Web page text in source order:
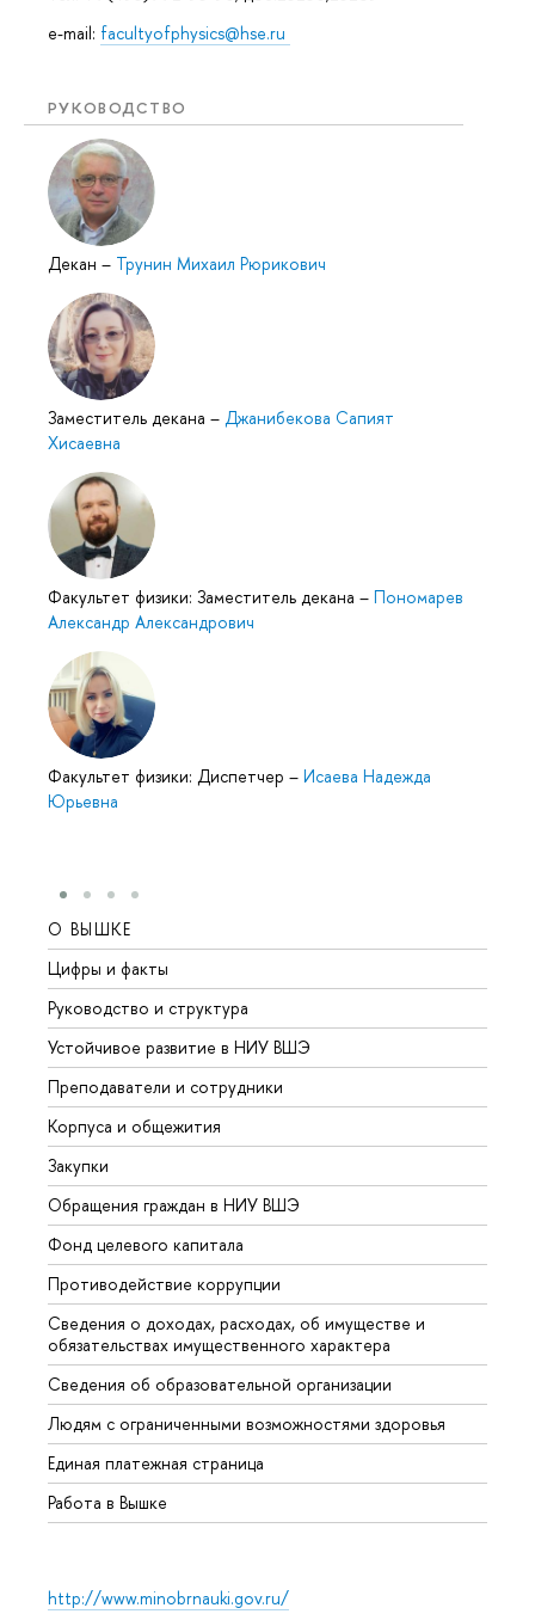
e-mail: facultyofphysics@hse.ru
РУКОВОДСТВО
Декан – Трунин Михаил Рюрикович
Заместитель декана – Джанибекова Сапият
Хисаевна
Факультет физики: Заместитель декана – Пономарев
Александр Александрович
Факультет физики: Диспетчер – Исаева Надежда
Юрьевна
О ВЫШКЕ
Цифры и факты
Руководство и структура
Устойчивое развитие в НИУ ВШЭ
Преподаватели и сотрудники
Корпуса и общежития
Закупки
Обращения граждан в НИУ ВШЭ
Фонд целевого капитала
Противодействие коррупции
Сведения о доходах, расходах, об имуществе и
обязательствах имущественного характера
Сведения об образовательной организации
Людям с ограниченными возможностями здоровья
Единая платежная страница
Работа в Вышке
http://www.minobrnauki.gov.ru/